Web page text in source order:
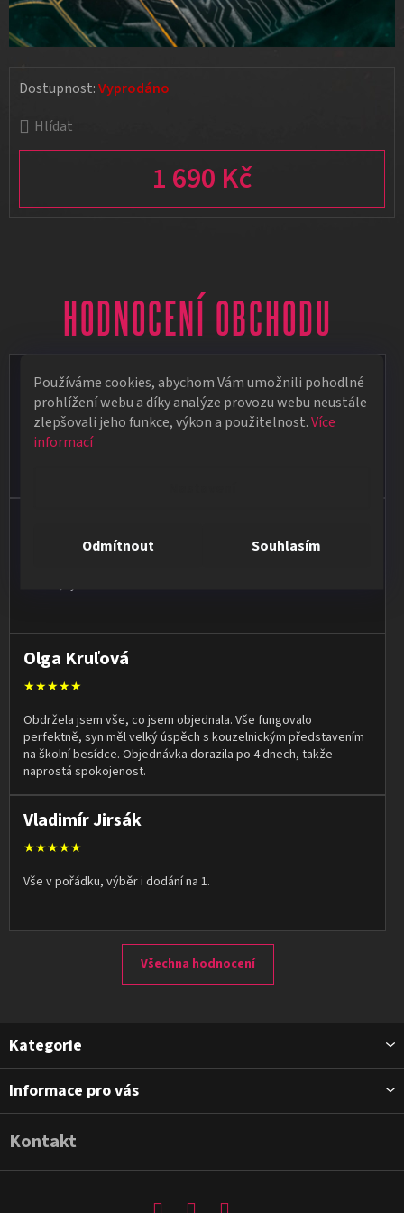
Používáme cookies, abychom Vám umožnili pohodlné
prohlížení webu a díky analýze provozu webu neustále
zlepšovali jeho funkce, výkon a použitelnost.Více
informací
Odmítnout Souhlasím
Hlídat
1 690 Kč
Měrná cena:
Dostupnost:Vyprodáno
HODNOCENÍ OBCHODU
Vít Vápeník
★★★★★
Poradí, pomůžou. Zboží je kvalitní a rychlé dodání pokud je zboží
Vše ok, rychlé dodání
Olga Kruľová
★★★★★
Obdržela jsem vše, co jsem objednala. Vše fungovalo
perfektně, syn měl velký úspěch s kouzelnickým představením
na školní besídce. Objednávka dorazila po 4 dnech, takže
naprostá spokojenost.
Vladimír Jirsák
★★★★★
Vše v pořádku, výběr i dodání na 1.
Všechna hodnocení
Z
p
Kategorie
Informace pro vás
Kontakt